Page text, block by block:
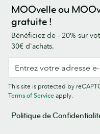
This site is protected by
Terms of Service
MOOvelle ou
gratuite !
Bénéficiez de - 20% sur
30€ d'achats.
This site is protected by
Terms of Service apply.
Politique de